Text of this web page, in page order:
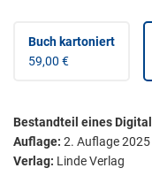
Buch kartoniert
59,00 €
Bestandteil eines
Auflage: 2. Auflage 2025
Verlag: Linde Verlag